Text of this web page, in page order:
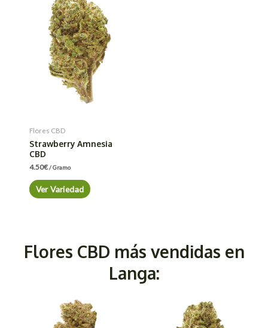
Flores CBD
Strawberry Amnesia
CBD
4.50€/ Gramo
Ver Variedad
Flores CBD más vendidas en
Langa: